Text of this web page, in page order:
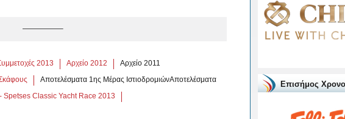
—————–
2013 Αρχείο 2012
Αρχείο 2011
Αποτελέσματα 1ης Μέρας ΙστιοδρομιώνΑποτελέσματα
- Spetses Classic Yacht Race 2013
Επισήμος